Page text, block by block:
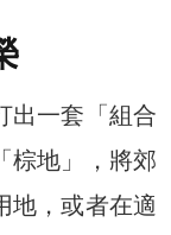
出一套「組合
棕地」，將郊
地，或者在適